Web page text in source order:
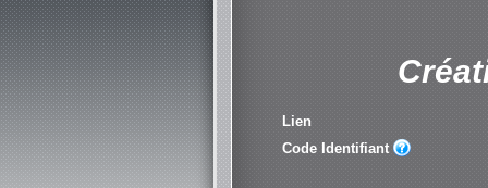
Lien
Code Identifiant